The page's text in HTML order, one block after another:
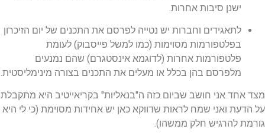
ישנן סיבות אחרות.
לתאגידים וחברות יש נטייה לפרסם את התכנים של יום הזיכרון
בפלטפורמות מסוימות (כמו למשל פייסבוק) לעומת
פלטפורמות אחרות (לדוגמא אינסטגרם) שהם נמנעים
מלפרסם בהן בכלל או מעלים את התכנים בצורה מינימליסטית.
מצד אחד אני חושב שביום כזה ה"בנאליות" בקריאייטיב היא מתקבלת
על הדעת ואני שמח לראות שדווקא כאן יש אחידות מסוימת (כי לי היא
גורמת להרגיש חלק ממשהו).